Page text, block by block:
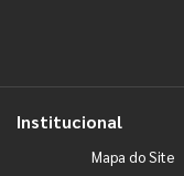
Institucional
Mapa do Site